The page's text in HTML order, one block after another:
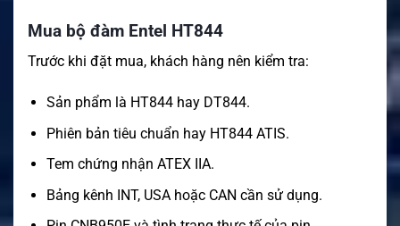
Mua bộ đàm Entel HT844
Trước khi đặt mua, khách hàng nên kiểm tra:
Sản phẩm là HT844 hay DT844.
Phiên bản tiêu chuẩn hay HT844 ATIS.
Tem chứng nhận ATEX IIA.
Bảng kênh INT, USA hoặc CAN cần sử dụng.